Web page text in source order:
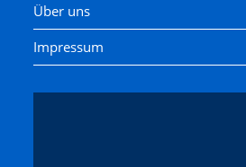
Über uns
Impressum